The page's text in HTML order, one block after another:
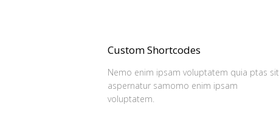
Custom Shortcodes
Nemo enim ipsam voluptatem quia ptas sit
aspernatur samomo enim ipsam
voluptatem.